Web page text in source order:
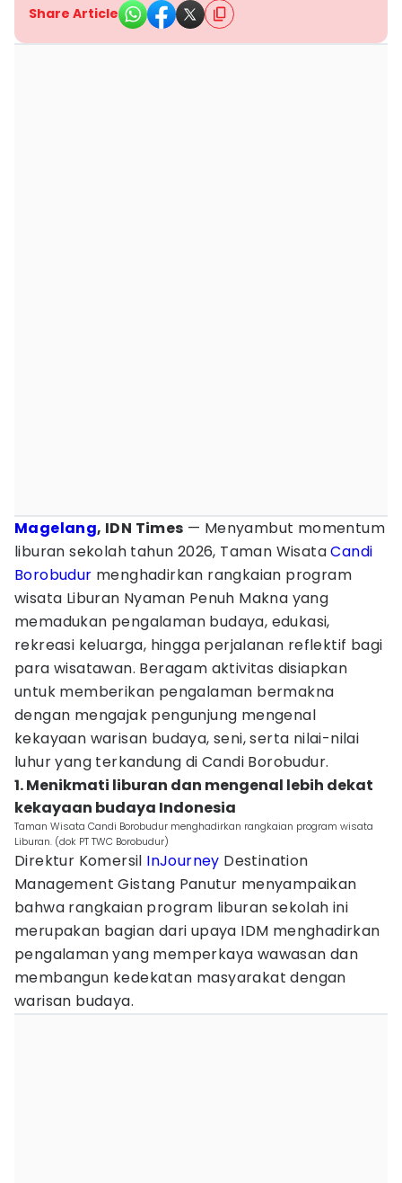
Share Article
Magelang, IDN Times — Menyambut momentum
liburan sekolah tahun 2026, Taman WisataCandi
Borobudur menghadirkan rangkaian program
wisata Liburan Nyaman Penuh Makna yang
memadukan pengalaman budaya, edukasi,
rekreasi keluarga, hingga perjalanan reflektif bagi
para wisatawan. Beragam aktivitas disiapkan
untuk memberikan pengalaman bermakna
dengan mengajak pengunjung mengenal
kekayaan warisan budaya, seni, serta nilai-nilai
luhur yang terkandung di Candi Borobudur.
1. Menikmati liburan dan mengenal lebih dekat
kekayaan budaya Indonesia
Taman Wisata Candi Borobudur menghadirkan rangkaian program wisata
Liburan. (dok PT TWC Borobudur)
Direktur Komersil InJourney Destination
Management Gistang Panutur menyampaikan
bahwa rangkaian program liburan sekolah ini
merupakan bagian dari upaya IDM menghadirkan
pengalaman yang memperkaya wawasan dan
membangun kedekatan masyarakat dengan
warisan budaya.